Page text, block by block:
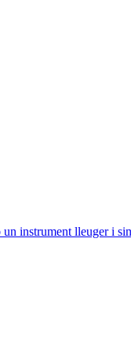
instrument lleuger i